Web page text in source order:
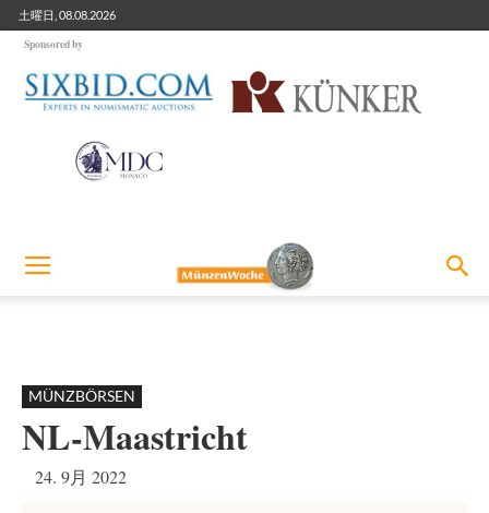
土曜日, 08.08.2026
Sponsored by
MÜNZBÖRSEN
NL-Maastricht
24. 9月 2022